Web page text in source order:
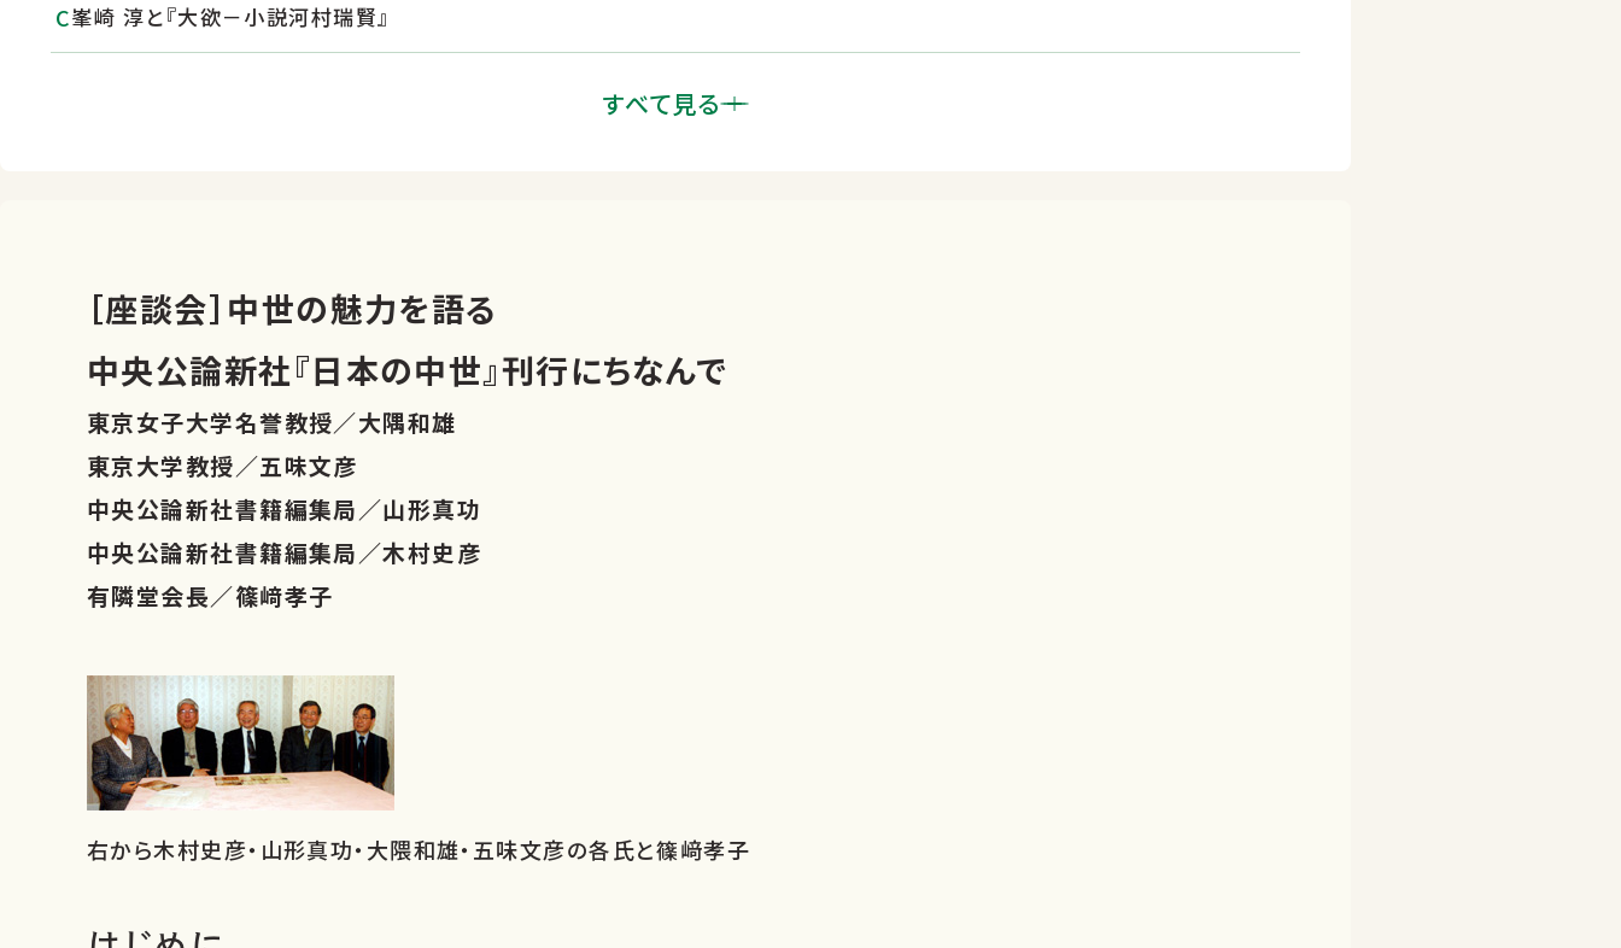
店舗一覧
店舗のご案内
峯崎 淳と『大欲－小説河村瑞賢』
すべて見る
［座談会］中世の魅力を語る
中央公論新社『日本の中世』刊行にちなんで
東京女子大学名誉教授／大隅和雄
東京大学教授／五味文彦
中央公論新社書籍編集局／山形真功
中央公論新社書籍編集局／木村史彦
有隣堂会長／篠﨑孝子
右から木村史彦・山形真功・大隈和雄・五味文彦の各氏と篠﨑孝子